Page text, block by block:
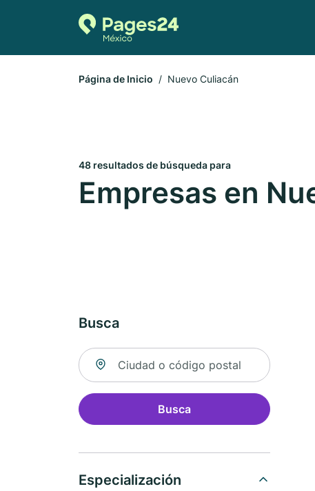
Página de Inicio Nuevo Culiacán
48 resultados de búsqueda para
Empresas en
Busca
Buscar ubicación
Busca
Especialización